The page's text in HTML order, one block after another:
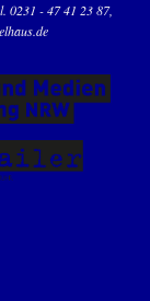
0231 - 47 41 23 87